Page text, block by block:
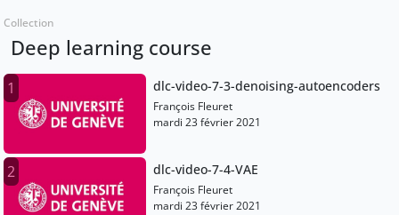
Collection
Deep learning course
1 dlc-video-7-3-denoising-autoencoders
François Fleuret
mardi 23 février 2021
2 dlc-video-7-4-VAE
François Fleuret
mardi 23 février 2021